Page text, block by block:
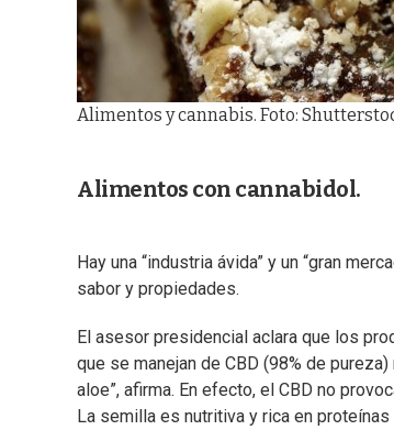
Alimentos y cannabis. Foto:
Alimentos con cannabidol.
Hay una “industria ávida” y un “gran
sabor y propiedades.
El asesor presidencial aclara que los
que se manejan de CBD (98% de
aloe”, afirma. En efecto, el CBD no
La semilla es nutritiva y rica en